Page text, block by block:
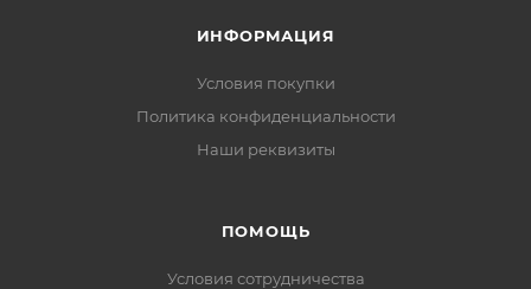
ИНФОРМАЦИЯ
Условия покупки
Политика конфиденциальности
Наши реквизиты
ПОМОЩЬ
Условия сотрудничества